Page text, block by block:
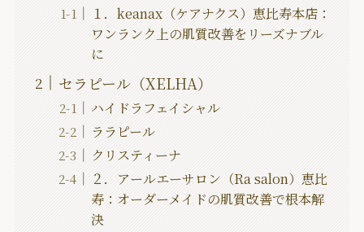
１．keanax（ケアナクス）恵比寿本店：
ワンランク上の肌質改善をリーズナブル
に
セラピール（XELHA）
ハイドラフェイシャル
ララピール
クリスティーナ
２．アールエーサロン（Ra salon）恵比
寿：オーダーメイドの肌質改善で根本解
決